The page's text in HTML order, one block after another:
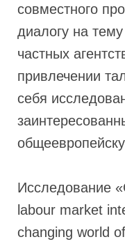
совместного
диалогу на
частных
привлечении
себя
Исследование
labour market
changing world